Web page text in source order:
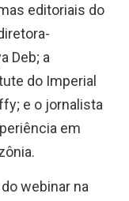
editoriais do
Deb; a
do Imperial
e o jornalista
em
webinar na